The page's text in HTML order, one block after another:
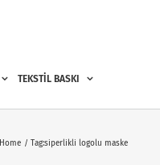
TEKSTİL BASKI
Home Tag:siperlikli logolu maske